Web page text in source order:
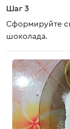
Шаг 3
Сформируйте
шоколада.